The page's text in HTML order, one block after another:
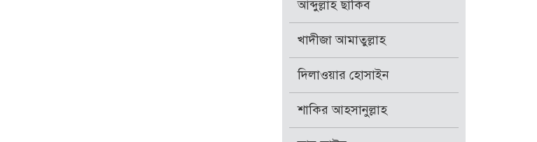
আব্দুল্লাহ ছাকিব
খাদীজা আমাতুল্লাহ
দিলাওয়ার হোসাইন
শাকির আহসানুল্লাহ